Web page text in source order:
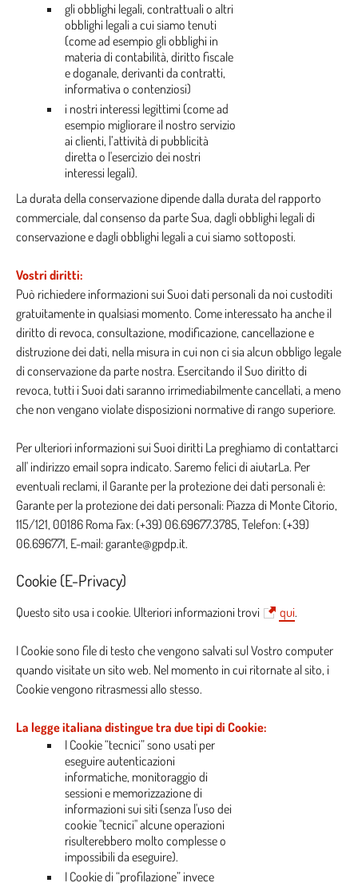
gli obblighi legali, contrattuali o altri
obblighi legali a cui siamo tenuti
(come ad esempio gli obblighi in
materia di contabilità, diritto fiscale
e doganale, derivanti da contratti,
informativa o contenziosi)
i nostri interessi legittimi (come ad
esempio migliorare il nostro servizio
ai clienti, l’attività di pubblicità
diretta o l'esercizio dei nostri
interessi legali).
La durata della conservazione dipende dalla durata del rapporto
commerciale, dal consenso da parte Sua, dagli obblighi legali di
conservazione e dagli obblighi legali a cui siamo sottoposti.
Vostri diritti:
Può richiedere informazioni sui Suoi dati personali da noi custoditi
gratuitamente in qualsiasi momento. Come interessato ha anche il
diritto di revoca, consultazione, modificazione, cancellazione e
distruzione dei dati, nella misura in cui non ci sia alcun obbligo legale
di conservazione da parte nostra. Esercitando il Suo diritto di
revoca, tutti i Suoi dati saranno irrimediabilmente cancellati, a meno
che non vengano violate disposizioni normative di rango superiore.
Per ulteriori informazioni sui Suoi diritti La preghiamo di contattarci
all' indirizzo email sopra indicato. Saremo felici di aiutarLa. Per
eventuali reclami, il Garante per la protezione dei dati personali è:
Garante per la protezione dei dati personali: Piazza di Monte Citorio,
115/121, 00186 Roma Fax: (+39) 06.69677.3785, Telefon: (+39)
06.696771, E-mail: garante@gpdp.it.
Cookie (E-Privacy)
Questo sito usa i cookie. Ulteriori informazioni trovi qui.
I Cookie sono file di testo che vengono salvati sul Vostro computer
quando visitate un sito web. Nel momento in cui ritornate al sito, i
Cookie vengono ritrasmessi allo stesso.
La legge italiana distingue tra due tipi di Cookie:
I Cookie “tecnici” sono usati per
eseguire autenticazioni
informatiche, monitoraggio di
sessioni e memorizzazione di
informazioni sui siti (senza l'uso dei
cookie "tecnici" alcune operazioni
risulterebbero molto complesse o
impossibili da eseguire).
I Cookie di “profilazione” invece